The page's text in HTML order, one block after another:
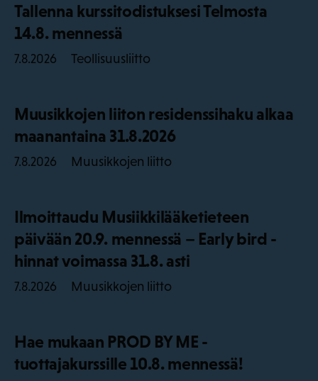
Tallenna kurssitodistuksesi Telmosta
14.8. mennessä
7.8.2026 Teollisuusliitto
Muusikkojen liiton residenssihaku alkaa
maanantaina 31.8.2026
7.8.2026 Muusikkojen liitto
Ilmoittaudu Musiikkilääketieteen
päivään 20.9. mennessä – Early bird -
hinnat voimassa 31.8. asti
7.8.2026 Muusikkojen liitto
Hae mukaan PROD BY ME -
tuottajakurssille 10.8. mennessä!